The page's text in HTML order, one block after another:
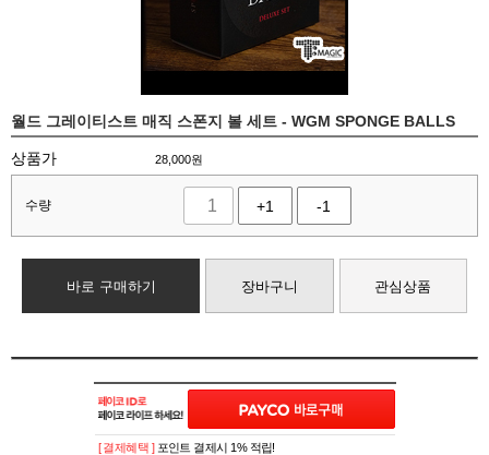
월드 그레이티스트 매직 스폰지 볼 세트 - WGM SPONGE BALLS
상품가 28,000원
수량 +1 -1
바로 구매하기 장바구니 관심상품
[ 결제혜택 ] 포인트 결제시 1% 적립!